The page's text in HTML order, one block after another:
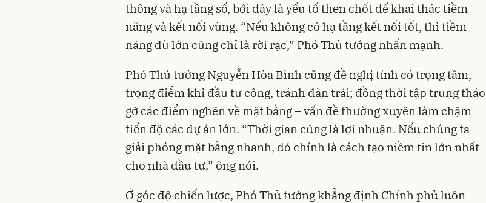
thông và hạ tầng số, bởi đây là yếu tố then chốt để khai thác tiềm
năng và kết nối vùng. “Nếu không có hạ tầng kết nối tốt, thì tiềm
năng dù lớn cũng chỉ là rời rạc,” Phó Thủ tướng nhấn mạnh.
Phó Thủ tướng Nguyễn Hòa Bình cũng đề nghị tỉnh có trọng tâm,
trọng điểm khi đầu tư công, tránh dàn trải; đồng thời tập trung tháo
gỡ các điểm nghẽn về mặt bằng – vấn đề thường xuyên làm chậm
tiến độ các dự án lớn. “Thời gian cũng là lợi nhuận. Nếu chúng ta
giải phóng mặt bằng nhanh, đó chính là cách tạo niềm tin lớn nhất
cho nhà đầu tư,” ông nói.
Ở góc độ chiến lược, Phó Thủ tướng khẳng định Chính phủ luôn